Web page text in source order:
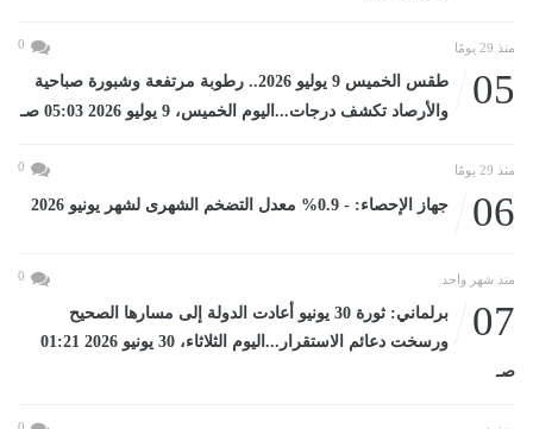
منذ 29 يومًا 0
05
طقس الخميس 9 يوليو 2026.. رطوبة مرتفعة وشبورة صباحية
والأرصاد تكشف درجات...اليوم الخميس، 9 يوليو 2026 05:03 صـ
منذ 29 يومًا 0
06 جهاز الإحصاء: - 0.9% معدل التضخم الشهرى لشهر يونيو 2026
منذ شهر واحد 0
07
برلماني: ثورة 30 يونيو أعادت الدولة إلى مسارها الصحيح
ورسخت دعائم الاستقرار...اليوم الثلاثاء، 30 يونيو 2026 01:21
صـ